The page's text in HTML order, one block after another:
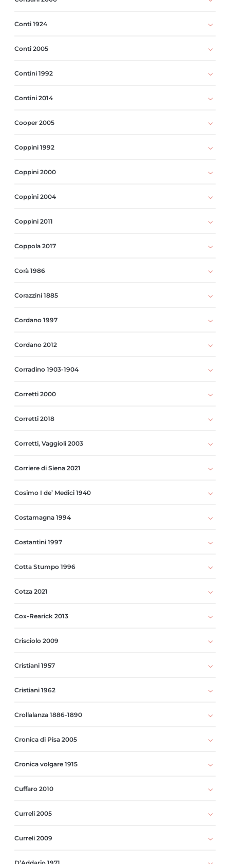
Conti 1924
Conti 2005
Contini 1992
Contini 2014
Cooper 2005
Coppini 1992
Coppini 2000
Coppini 2004
Coppini 2011
Coppola 2017
Corà 1986
Corazzini 1885
Cordano 1997
Cordano 2012
Corradino 1903-1904
Corretti 2000
Corretti 2018
Corretti, Vaggioli 2003
Corriere di Siena 2021
Cosimo I de’ Medici 1940
Costamagna 1994
Costantini 1997
Cotta Stumpo 1996
Cotza 2021
Cox-Rearick 2013
Crisciolo 2009
Cristiani 1957
Cristiani 1962
Crollalanza 1886-1890
Cronica di Pisa 2005
Cronica volgare 1915
Cuffaro 2010
Curreli 2005
Curreli 2009